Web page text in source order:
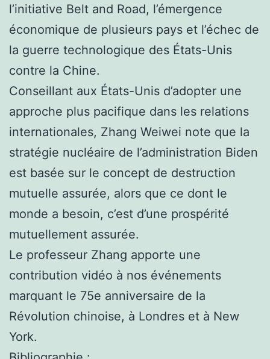
l’initiative Belt and Road, l’émergence
économique de plusieurs pays et l’échec de
la guerre technologique des États-Unis
contre la Chine.
Conseillant aux États-Unis d’adopter une
approche plus pacifique dans les relations
internationales, Zhang Weiwei note que la
stratégie nucléaire de l’administration Biden
est basée sur le concept de destruction
mutuelle assurée, alors que ce dont le
monde a besoin, c’est d’une prospérité
mutuellement assurée.
Le professeur Zhang apporte une
contribution vidéo à nos événements
marquant le 75e anniversaire de la
Révolution chinoise, à Londres et à New
York.